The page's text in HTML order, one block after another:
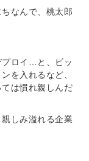
なんで、桃太郎
プロイ…と、ビッ
を入れるなど、
は慣れ親しんだ
しみ溢れる企業